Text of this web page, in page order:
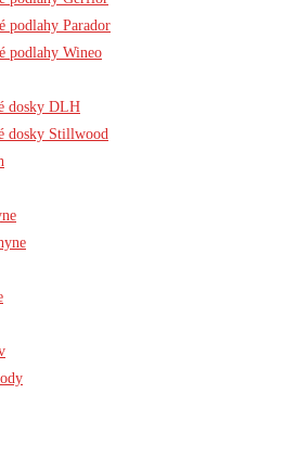
podlahy Parador
podlahy Wineo
dosky DLH
dosky Stillwood